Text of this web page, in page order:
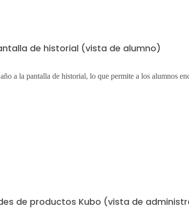
de historial (vista de alumno)
a la pantalla de historial, lo que permite a los alumnos
de productos Kubo (vista de